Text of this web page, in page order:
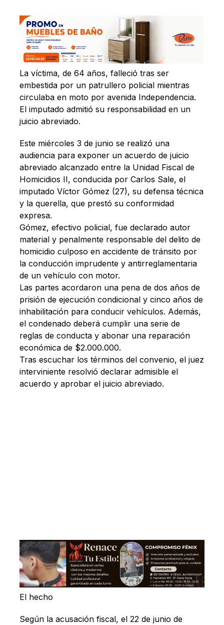
La víctima, de 64 años, falleció tras ser
embestida por un patrullero policial mientras
circulaba en moto por avenida Independencia.
El imputado admitió su responsabilidad en un
juicio abreviado.
Este miércoles 3 de junio se realizó una
audiencia para exponer un acuerdo de juicio
abreviado alcanzado entre la Unidad Fiscal de
Homicidios II, conducida por Carlos Sale, el
imputado Víctor Gómez (27), su defensa técnica
y la querella, que prestó su conformidad
expresa.
Gómez, efectivo policial, fue declarado autor
material y penalmente responsable del delito de
homicidio culposo en accidente de tránsito por
la conducción imprudente y antirreglamentaria
de un vehículo con motor.
Las partes acordaron una pena de dos años de
prisión de ejecución condicional y cinco años de
inhabilitación para conducir vehículos. Además,
el condenado deberá cumplir una serie de
reglas de conducta y abonar una reparación
económica de $2.000.000.
Tras escuchar los términos del convenio, el juez
interviniente resolvió declarar admisible el
acuerdo y aprobar el juicio abreviado.
El hecho
Según la acusación fiscal, el 22 de junio de